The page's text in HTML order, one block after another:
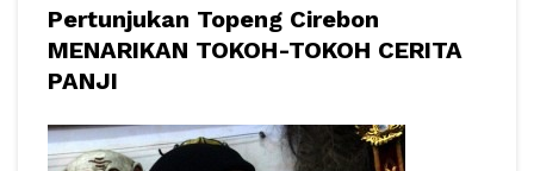
Pertunjukan Topeng Cirebon
MENARIKAN TOKOH-TOKOH CERITA
PANJI